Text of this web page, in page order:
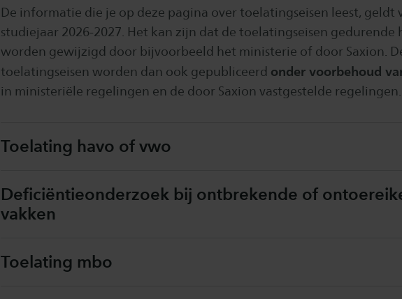
De informatie die je op deze pagina over toelatingseisen leest, geldt
studiejaar 2026-2027. Het kan zijn dat de toelatingseisen gedurende
worden gewijzigd door bijvoorbeeld het ministerie of door Saxion.
toelatingseisen worden dan ook gepubliceerd onder voorbehoud
in ministeriële regelingen en de door Saxion vastgestelde regelingen.
Toelating havo of vwo
Deficiëntieonderzoek bij ontbrekende of
vakken
Toelating mbo